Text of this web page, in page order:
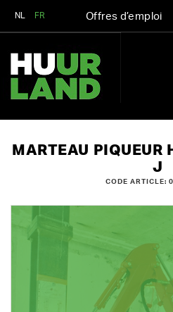
NL FR Offres d’emploi
MARTEAU PIQUEUR
J
CODE ARTICLE: